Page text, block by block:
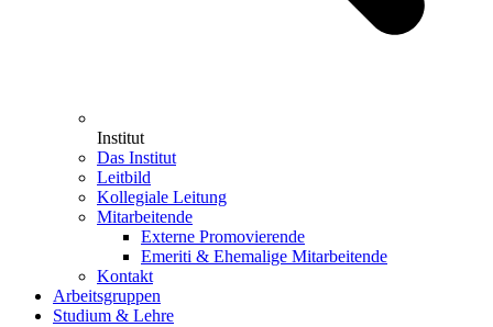
Institut
Das Institut
Leitbild
Kollegiale Leitung
Mitarbeitende
Externe Promovierende
Emeriti & Ehemalige Mitarbeitende
Kontakt
Arbeitsgruppen
Studium & Lehre